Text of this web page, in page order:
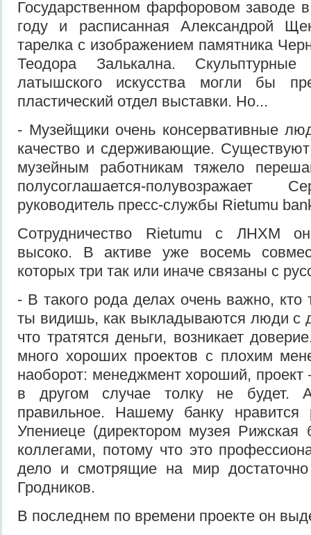
Государственном фарфоровом заводе
году и расписанная Александрой
тарелка с изображением памятника
Теодора Залькална.
латышского искусства могли бы
пластический отдел выставки. Но...
- Музейщики очень консервативные
качество и сдерживающие.
музейным работникам тяжело
полусоглашается-полувозражает
руководитель пресс-службы Rietumu
Сотрудничество Rietumu с ЛНХМ
высоко. В активе уже восемь
которых три так или иначе связаны с
- В такого рода делах очень важно, кто
ты видишь, как выкладываются люди с
что тратятся деньги, возникает
много хороших проектов с плохим
наоборот: менеджмент хороший,
в другом случае толку не будет.
правильное. Нашему банку нравится
Упениеце (директором музея
коллегами, потому что это
дело и смотрящие на мир
Гродников.
В последнем по времени проекте он